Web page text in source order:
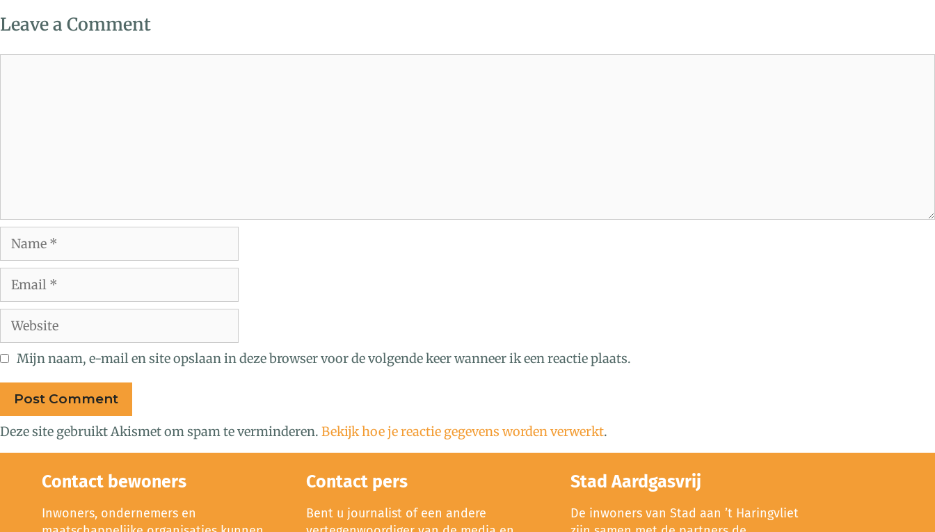
Leave a Comment
Mijn naam, e-mail en site opslaan in deze browser voor de volgende keer wanneer ik een reactie plaats.
Deze site gebruikt Akismet om spam te verminderen. Bekijk hoe je reactie gegevens worden verwerkt.
Contact bewoners
Inwoners, ondernemers en
Contact pers
Bent u journalist of een andere
Stad Aardgasvrij
De inwoners van Stad aan ’t Haringvliet